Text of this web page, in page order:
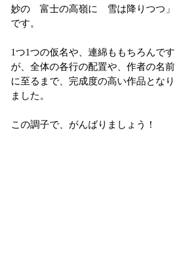
妙の　富士の高嶺に　雪は降りつつ」
です。
1つ1つの仮名や、連綿ももちろんです
が、全体の各行の配置や、作者の名前
に至るまで、完成度の高い作品となり
ました。
この調子で、がんばりましょう！